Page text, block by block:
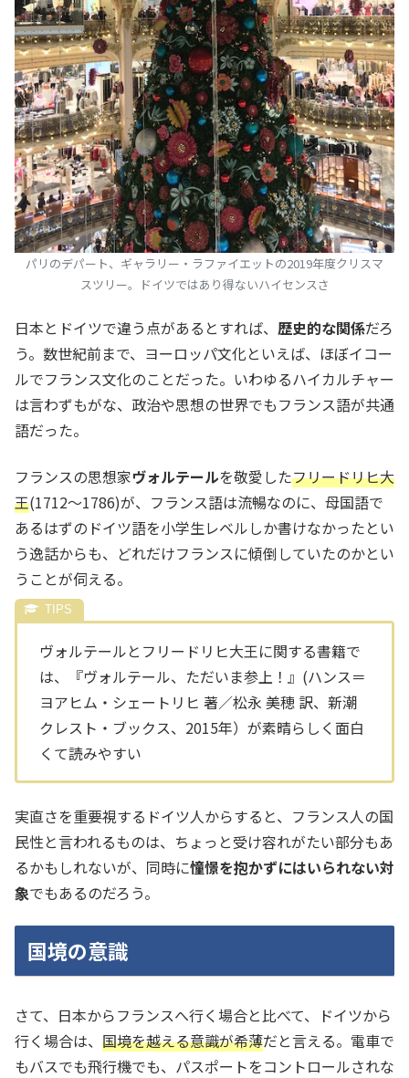
パリのデパート、ギャラリー・ラファイエットの2019年度クリスマ
スツリー。ドイツではあり得ないハイセンスさ
日本とドイツで違う点があるとすれば、 歴史的な関係だろ
う。数世紀前まで、ヨーロッパ文化といえば、ほぼイコー
ルでフランス文化のことだった。いわゆるハイカルチャー
は言わずもがな、政治や思想の世界でもフランス語が共通
語だった。
フランスの思想家ヴォルテールを敬愛したフリードリヒ大
王(1712～1786)が、フランス語は流暢なのに、母国語で
あるはずのドイツ語を小学生レベルしか書けなかったとい
う逸話からも、どれだけフランスに傾倒していたのかとい
うことが伺える。
ヴォルテールとフリードリヒ大王に関する書籍で
は、『ヴォルテール、ただいま参上！』(ハンス＝
ヨアヒム・シェートリヒ 著／松永 美穂 訳、新潮
クレスト・ブックス、2015年）が素晴らしく面白
くて読みやすい
実直さを重要視するドイツ人からすると、フランス人の国
民性と言われるものは、ちょっと受け容れがたい部分もあ
るかもしれないが、同時に憧憬を抱かずにはいられない対
象でもあるのだろう。
国境の意識
さて、日本からフランスへ行く場合と比べて、ドイツから
行く場合は、 国境を越える意識が希薄だと言える。電車で
もバスでも飛行機でも、パスポートをコントロールされな